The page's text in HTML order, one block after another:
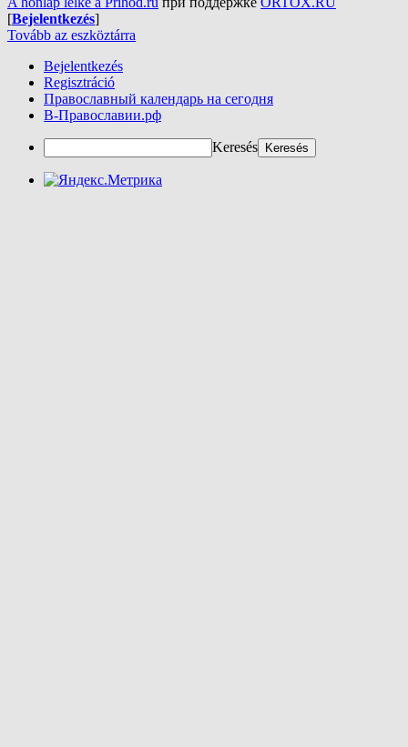
[Bejelentkezés]
Tovább az eszköztárra
Bejelentkezés
Regisztráció
Православный календарь на сегодня
В-Православии.рф
Keresés